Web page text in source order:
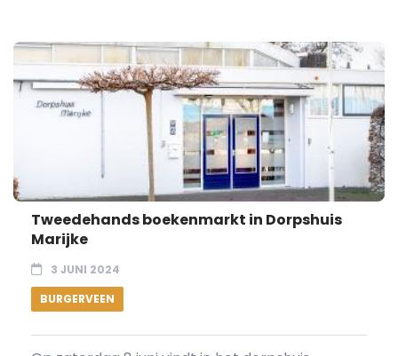
Tweedehands boekenmarkt in Dorpshuis
Marijke
3 JUNI 2024
BURGERVEEN